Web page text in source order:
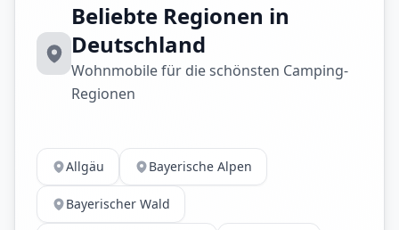
Beliebte Regionen in
Deutschland
Wohnmobile für die schönsten Camping-
Regionen
Allgäu Bayerische Alpen
Bayerischer Wald